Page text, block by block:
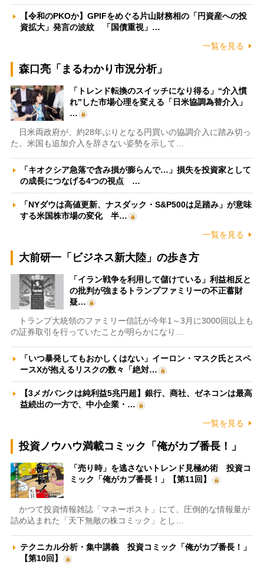
【令和のPKOか】GPIFをめぐる片山財務相の「円資産への投
資拡大」発言の波紋 「国債重視」…
一覧を見る
森口亮「まるわかり市況分析」
「トレンド転換のスイッチになり得る」“介入慣
れ”した市場心理を変える「日米協調為替介入」
…
日米両政府が、約28年ぶりとなる円買いの協調介入に踏み切っ
た。米国も追加介入を辞さない姿勢を示して…
「キオクシア急落で含み損が膨らんで…」損失を投資家として
の成長につなげる4つの視点 …
「NYダウは高値更新、ナスダック・S&P500は足踏み」が意味
する米国株市場の変化 半…
一覧を見る
大前研一「ビジネス新大陸」の歩き方
「イラン戦争を利用して儲けている」利益相反と
の批判が強まるトランプファミリーの不正蓄財
疑…
トランプ大統領のファミリー信託が今年1～3月に3000回以上も
の証券取引を行っていたことが明らかになり…
「いつ暴発してもおかしくはない」イーロン・マスク氏とスペ
ースXが抱えるリスクの数々「絶対…
【3メガバンクは純利益5兆円超】銀行、商社、ゼネコンは最高
益続出の一方で、中小企業・…
一覧を見る
投資ノウハウ満載コミック「俺がカブ番長！」
「売り時」を逃さないトレンド見極め術 投資コ
ミック「俺がカブ番長！」【第11回】
かつて投資情報雑誌「マネーポスト」にて、圧倒的な情報量が
詰め込まれた「天下無敵の株コミック」とし…
テクニカル分析・集中講義 投資コミック「俺がカブ番長！」
【第10回】